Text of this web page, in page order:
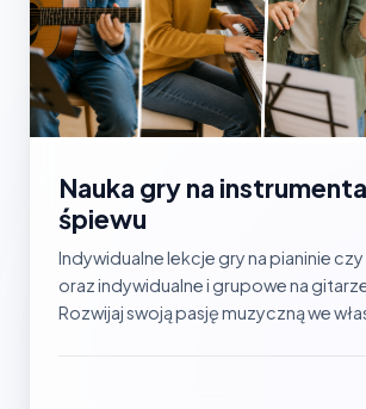
Nauka gry na
śpiewu
Indywidualne lekcje gry na pianinie
oraz indywidualne i grupowe na
Rozwijaj swoją pasję muzyczną we